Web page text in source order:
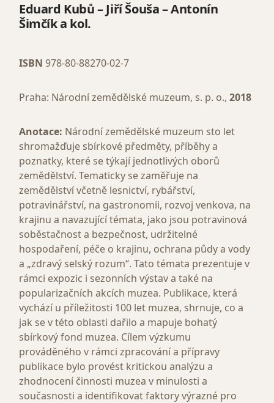
Eduard Kubů – Jiří Šouša – Antonín
Šimčík a kol.
ISBN 978-80-88270-02-7
Praha: Národní zemědělské muzeum, s. p. o., 2018
Anotace: Národní zemědělské muzeum sto let
shromažďuje sbírkové předměty, příběhy a
poznatky, které se týkají jednotlivých oborů
zemědělství. Tematicky se zaměřuje na
zemědělství včetně lesnictví, rybářství,
potravinářství, na gastronomii, rozvoj venkova, na
krajinu a navazující témata, jako jsou potravinová
soběstačnost a bezpečnost, udržitelné
hospodaření, péče o krajinu, ochrana půdy a vody
a „zdravý selský rozum“. Tato témata prezentuje v
rámci expozic i sezonních výstav a také na
popularizačních akcích muzea. Publikace, která
vychází u příležitosti 100 let muzea, shrnuje, co a
jak se v této oblasti dařilo a mapuje bohatý
sbírkový fond muzea. Cílem výzkumu
prováděného v rámci zpracování a přípravy
publikace bylo provést kritickou analýzu a
zhodnocení činnosti muzea v minulosti a
současnosti a identifikovat faktory výrazné pro